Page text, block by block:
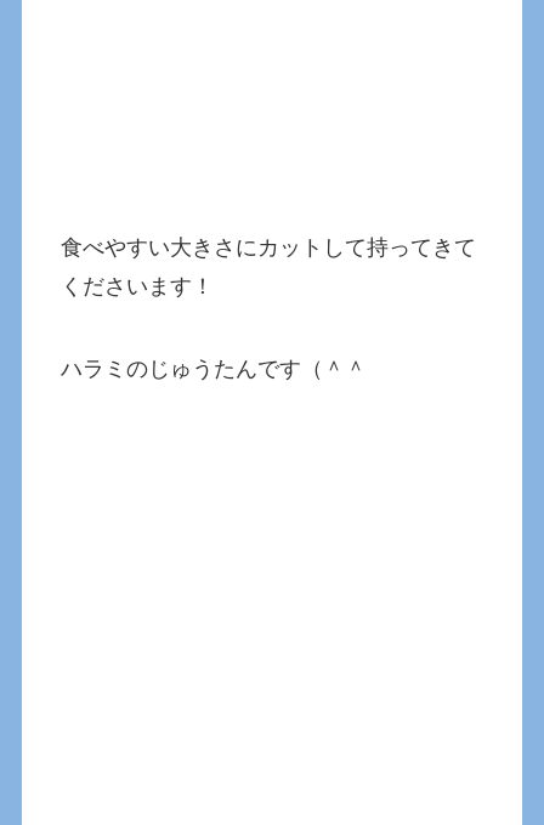
食べやすい大きさにカットして持ってきて
くださいます！
ハラミのじゅうたんです（＾＾